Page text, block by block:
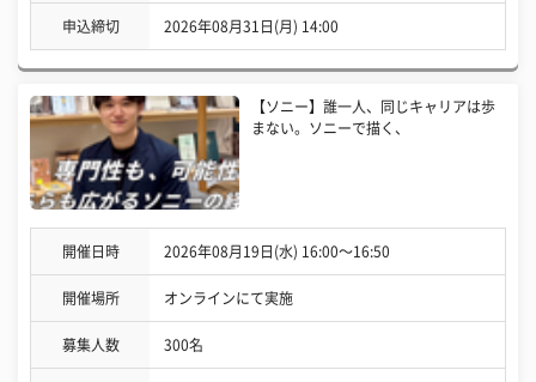
申込締切 2026年08月31日(月) 14:00
【ソニー】誰一人、同じキャリアは歩
まない。ソニーで描く、
開催日時 2026年08月19日(水) 16:00〜16:50
開催場所 オンラインにて実施
募集人数 300名